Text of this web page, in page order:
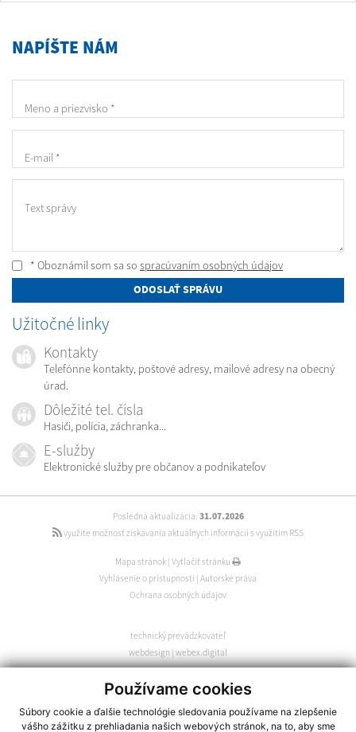
Používame cookies
Súbory cookie a ďalšie technológie sledovania používame na zlepšenie
vášho zážitku z prehliadania našich webových stránok, na to, aby sme
NAPÍŠTE NÁM
Meno a priezvisko *
E-mail *
Text správy
* Oboznámil som sa so spracúvaním osobných údajov
ODOSLAŤ SPRÁVU
Užitočné linky
Kontakty
Telefónne kontakty, poštové adresy, mailové adresy na obecný
úrad.
Dôležité tel. čísla
Hasiči, polícia, záchranka...
E-služby
Elektronické služby pre občanov a podnikateľov
Posledná aktualizácia: 31.07.2026
využite možnosť získavania aktuálnych informácií s využitím RSS
Mapa stránok | Vytlačiť stránku
Vyhlásenie o prístupnosti | Autorské práva
Ochrana osobných údajov
technický prevádzkovateľ
webdesign | webex.digital
CMS systém (redakčný) systém ECHELON 2
webhosting ,webex.digital, domény,registrácia domény
spoločnosť webex.digital